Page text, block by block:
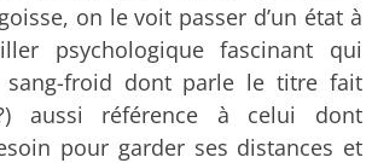
on le voit passer d’un état à
psychologique fascinant qui
froid dont parle le titre fait
?) aussi référence à celui dont
pour garder ses distances et